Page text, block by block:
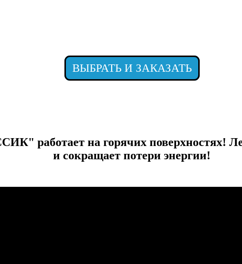
ВЫБРАТЬ И ЗАКАЗАТЬ
работает на горячих поверхностях!
и сокращает потери энергии!